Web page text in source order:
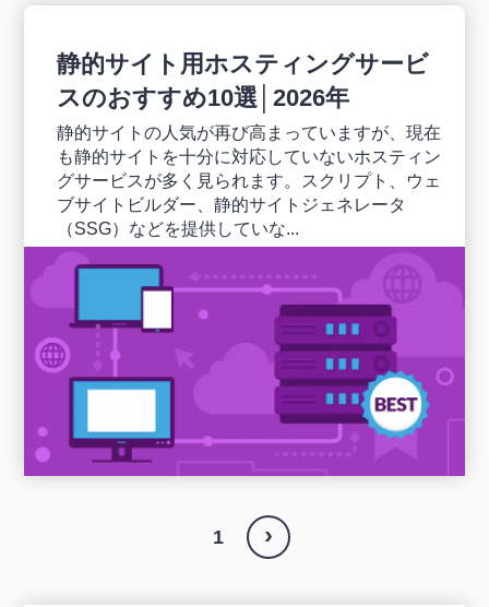
静的サイト用ホスティングサービ
スのおすすめ10選│2026年
静的サイトの人気が再び高まっていますが、現在
も静的サイトを十分に対応していないホスティン
グサービスが多く見られます。スクリプト、ウェ
ブサイトビルダー、静的サイトジェネレータ
（SSG）などを提供していな...
1 ›